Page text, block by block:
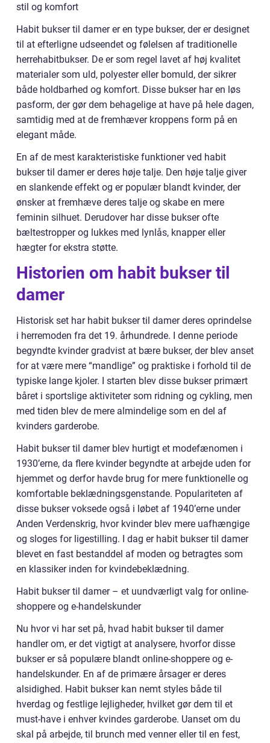
stil og komfort
Habit bukser til damer er en type bukser, der er designet
til at efterligne udseendet og følelsen af traditionelle
herrehabitbukser. De er som regel lavet af høj kvalitet
materialer som uld, polyester eller bomuld, der sikrer
både holdbarhed og komfort. Disse bukser har en løs
pasform, der gør dem behagelige at have på hele dagen,
samtidig med at de fremhæver kroppens form på en
elegant måde.
En af de mest karakteristiske funktioner ved habit
bukser til damer er deres høje talje. Den høje talje giver
en slankende effekt og er populær blandt kvinder, der
ønsker at fremhæve deres talje og skabe en mere
feminin silhuet. Derudover har disse bukser ofte
bæltestropper og lukkes med lynlås, knapper eller
hægter for ekstra støtte.
Historien om habit bukser til
damer
Historisk set har habit bukser til damer deres oprindelse
i herremoden fra det 19. århundrede. I denne periode
begyndte kvinder gradvist at bære bukser, der blev anset
for at være mere “mandlige” og praktiske i forhold til de
typiske lange kjoler. I starten blev disse bukser primært
båret i sportslige aktiviteter som ridning og cykling, men
med tiden blev de mere almindelige som en del af
kvinders garderobe.
Habit bukser til damer blev hurtigt et modefænomen i
1930’erne, da flere kvinder begyndte at arbejde uden for
hjemmet og derfor havde brug for mere funktionelle og
komfortable beklædningsgenstande. Populariteten af
disse bukser voksede også i løbet af 1940’erne under
Anden Verdenskrig, hvor kvinder blev mere uafhængige
og sloges for ligestilling. I dag er habit bukser til damer
blevet en fast bestanddel af moden og betragtes som
en klassiker inden for kvindebeklædning.
Habit bukser til damer – et uundværligt valg for online-
shoppere og e-handelskunder
Nu hvor vi har set på, hvad habit bukser til damer
handler om, er det vigtigt at analysere, hvorfor disse
bukser er så populære blandt online-shoppere og e-
handelskunder. En af de primære årsager er deres
alsidighed. Habit bukser kan nemt styles både til
hverdag og festlige lejligheder, hvilket gør dem til et
must-have i enhver kvindes garderobe. Uanset om du
skal på arbejde, til brunch med venner eller til en fest,